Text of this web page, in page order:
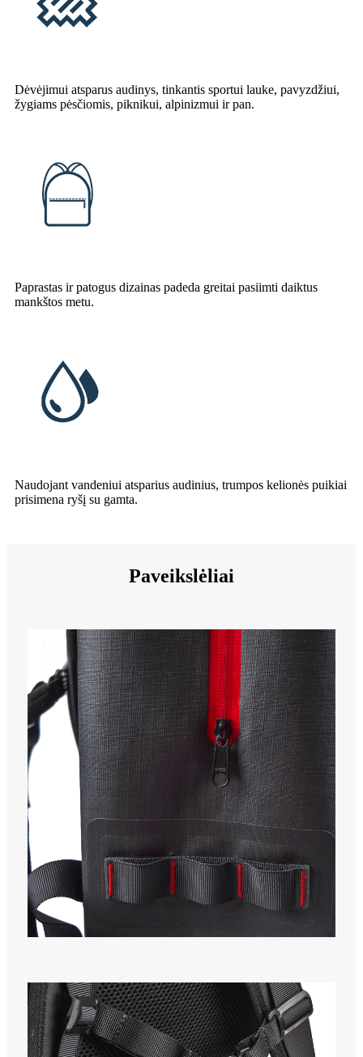
Dėvėjimui atsparus audinys, tinkantis sportui lauke, pavyzdžiui,
žygiams pėsčiomis, piknikui, alpinizmui ir pan.
Paprastas ir patogus dizainas padeda greitai pasiimti daiktus
mankštos metu.
Naudojant vandeniui atsparius audinius, trumpos kelionės puikiai
prisimena ryšį su gamta.
Paveikslėliai